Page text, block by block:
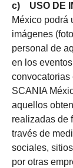
c) USO DE
México podrá
imágenes
personal de
en los
convocatorias
SCANIA
aquellos
realizadas de
través de
sociales,
por otras